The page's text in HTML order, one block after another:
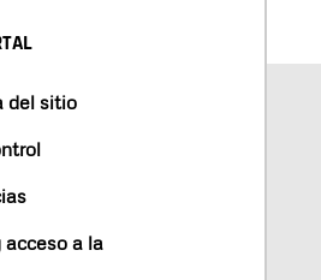
del sitio
a la